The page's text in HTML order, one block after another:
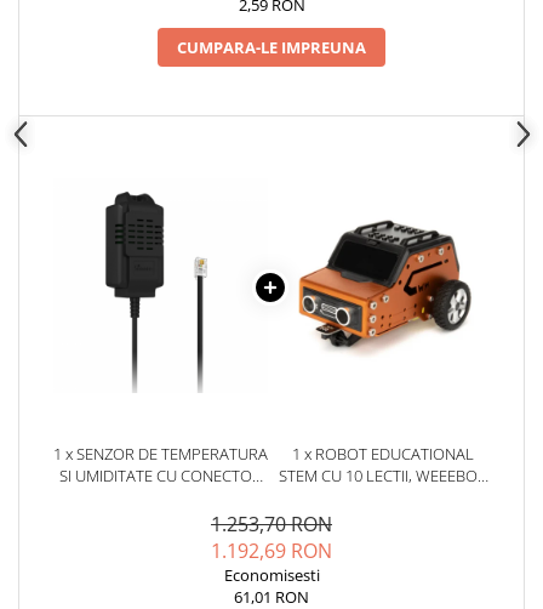
Descarcatoare de Supratensiune
Tablouri Electrice
Stabilizatoare de Tensiune
Convertoare de Tensiune
Panouri Fotovoltaice
Intrerupatoare Smart
Module Smart Home
Camere Supraveghere
2,59 RON
CUMPARA-LE IMPREUNA
1 x SENZOR DE TEMPERATURA
SI UMIDITATE CU CONECTOR
1 x ROBOT EDUCATIONAL
STEM CU 10 LECTII, WEEEBOT
1.253,70 RON
1.192,69 RON
Economisesti
61,01 RON